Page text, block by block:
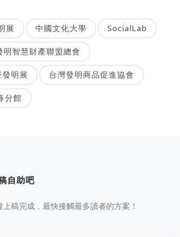
展 中國文化大學 SocialLab
明智慧財產聯盟總會
明展 台灣發明商品促進協會
分館
自助吧
稿完成，最快接觸最多讀者的方案！